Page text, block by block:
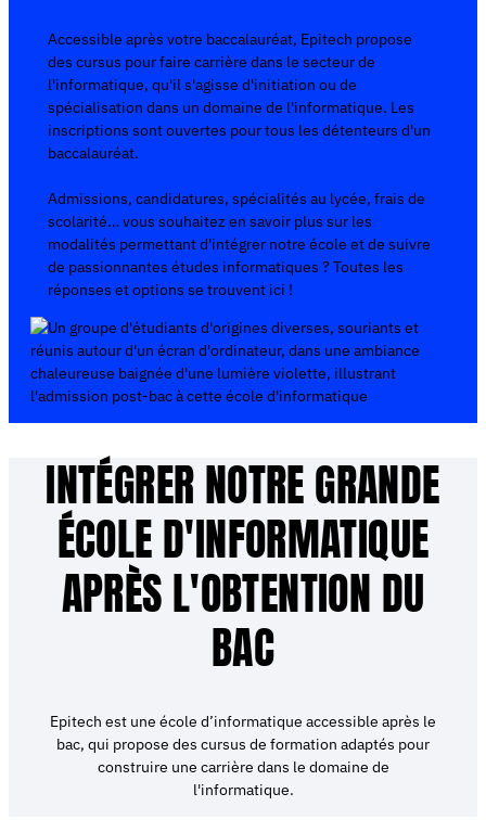
Accessible après votre baccalauréat, Epitech propose
des cursus pour faire carrière dans le secteur de
l'informatique, qu'il s'agisse d'initiation ou de
spécialisation dans un domaine de l'informatique. Les
inscriptions sont ouvertes pour tous les détenteurs d'un
baccalauréat.
Admissions, candidatures, spécialités au lycée, frais de
scolarité… vous souhaitez en savoir plus sur les
modalités permettant d'intégrer notre école et de suivre
de passionnantes études informatiques ? Toutes les
réponses et options se trouvent ici !
INTÉGRER NOTRE GRANDE
ÉCOLE D'INFORMATIQUE
APRÈS L'OBTENTION DU
BAC
Epitech est une école d’informatique accessible après le
bac, qui propose des cursus de formation adaptés pour
construire une carrière dans le domaine de
l'informatique.